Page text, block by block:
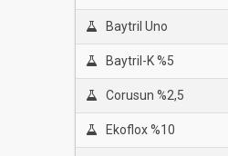
Baytril Uno
Baytril-K %5
Corusun %2,5
Ekoflox %10